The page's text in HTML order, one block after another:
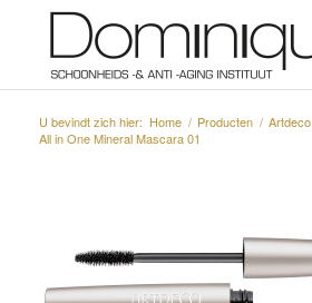
U bevindt zich hier: Home / Producten / Artdeco
All in One Mineral Mascara 01